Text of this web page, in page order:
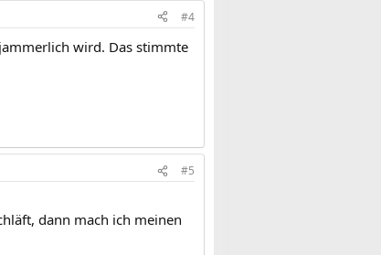
#4
wird. Das stimmte
#5
dann mach ich meinen